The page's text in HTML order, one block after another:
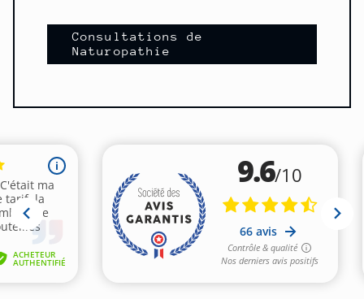
Consultations de
Naturopathie